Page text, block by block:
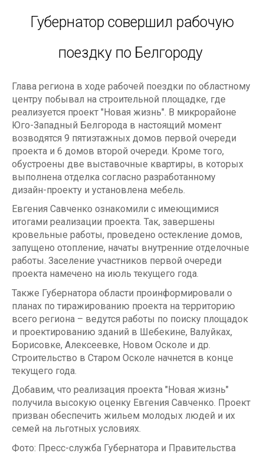
Губернатор совершил рабочую
поездку по Белгороду
Глава региона в ходе рабочей поездки по областному
центру побывал на строительной площадке, где
реализуется проект "Новая жизнь". В микрорайоне
Юго-Западный Белгорода в настоящий момент
возводятся 9 пятиэтажных домов первой очереди
проекта и 6 домов второй очереди. Кроме того,
обустроены две выставочные квартиры, в которых
выполнена отделка согласно разработанному
дизайн-проекту и установлена мебель.
Евгения Савченко ознакомили с имеющимися
итогами реализации проекта. Так, завершены
кровельные работы, проведено остекление домов,
запущено отопление, начаты внутренние отделочные
работы. Заселение участников первой очереди
проекта намечено на июль текущего года.
Также Губернатора области проинформировали о
планах по тиражированию проекта на территорию
всего региона – ведутся работы по поиску площадок
и проектированию зданий в Шебекине, Валуйках,
Борисовке, Алексеевке, Новом Осколе и др.
Строительство в Старом Осколе начнется в конце
текущего года.
Добавим, что реализация проекта "Новая жизнь"
получила высокую оценку Евгения Савченко. Проект
призван обеспечить жильем молодых людей и их
семей на льготных условиях.
Фото: Пресс-служба Губернатора и Правительства